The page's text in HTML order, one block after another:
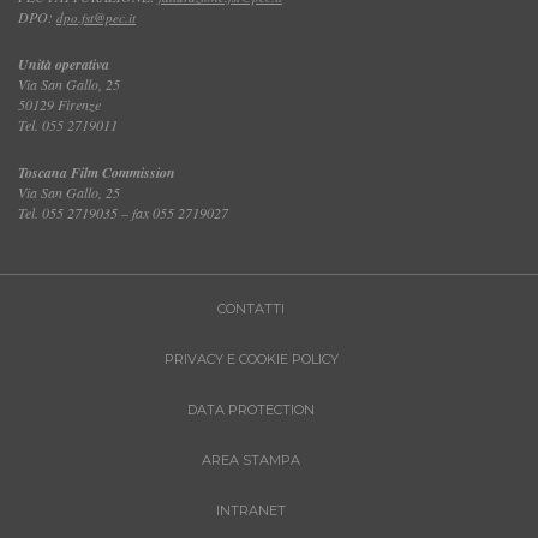
DPO: dpo.fst@pec.it
Unità operativa
Via San Gallo, 25
50129 Firenze
Tel. 055 2719011
Toscana Film Commission
Via San Gallo, 25
Tel. 055 2719035 – fax 055 2719027
CONTATTI
PRIVACY E COOKIE POLICY
DATA PROTECTION
AREA STAMPA
INTRANET